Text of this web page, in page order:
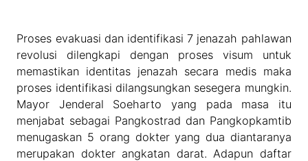
Proses evakuasi dan identifikasi 7 jenazah pahlawan
revolusi dilengkapi dengan proses visum untuk
memastikan identitas jenazah secara medis maka
proses identifikasi dilangsungkan sesegera mungkin.
Mayor Jenderal Soeharto yang pada masa itu
menjabat sebagai Pangkostrad dan Pangkopkamtib
menugaskan 5 orang dokter yang dua diantaranya
merupakan dokter angkatan darat. Adapun daftar